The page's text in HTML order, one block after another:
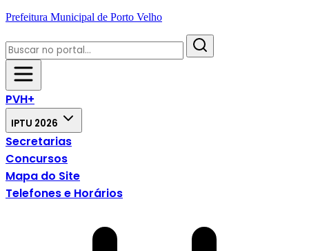
Prefeitura Municipal de Porto Velho
PVH+
IPTU 2026
Secretarias
Concursos
Mapa do Site
Telefones e Horários